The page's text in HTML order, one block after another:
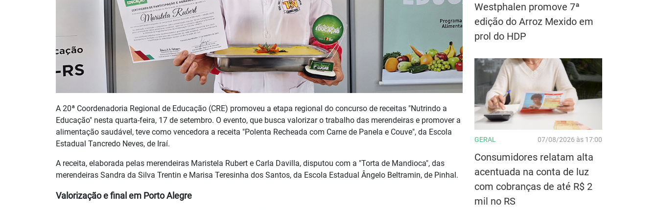
A 20ª Coordenadoria Regional de Educação (CRE) promoveu a etapa regional do concurso de receitas "Nutrindo a
Educação" nesta quarta-feira, 17 de setembro. O evento, que busca valorizar o trabalho das merendeiras e promover a
alimentação saudável, teve como vencedora a receita "Polenta Recheada com Carne de Panela e Couve", da Escola
Estadual Tancredo Neves, de Iraí.
A receita, elaborada pelas merendeiras Maristela Rubert e Carla Davilla, disputou com a "Torta de Mandioca", das
merendeiras Sandra da Silva Trentin e Marisa Teresinha dos Santos, da Escola Estadual Ângelo Beltramin, de Pinhal.
Valorização e final em Porto Alegre
Westphalen promove 7ª
edição do Arroz Mexido em
prol do HDP
GERAL 07/08/2026 às 17:00
Consumidores relatam alta
acentuada na conta de luz
com cobranças de até R$ 2
mil no RS